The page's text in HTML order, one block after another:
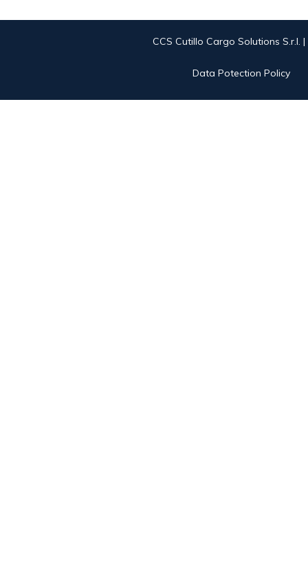
CCS Cutillo Cargo Solutions S.r.l.
Data Potection Policy